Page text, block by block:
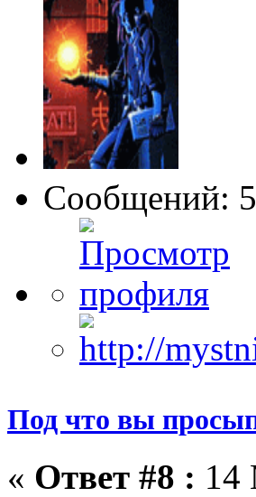
Сообщений:
Под что вы
« Ответ #8 : 14